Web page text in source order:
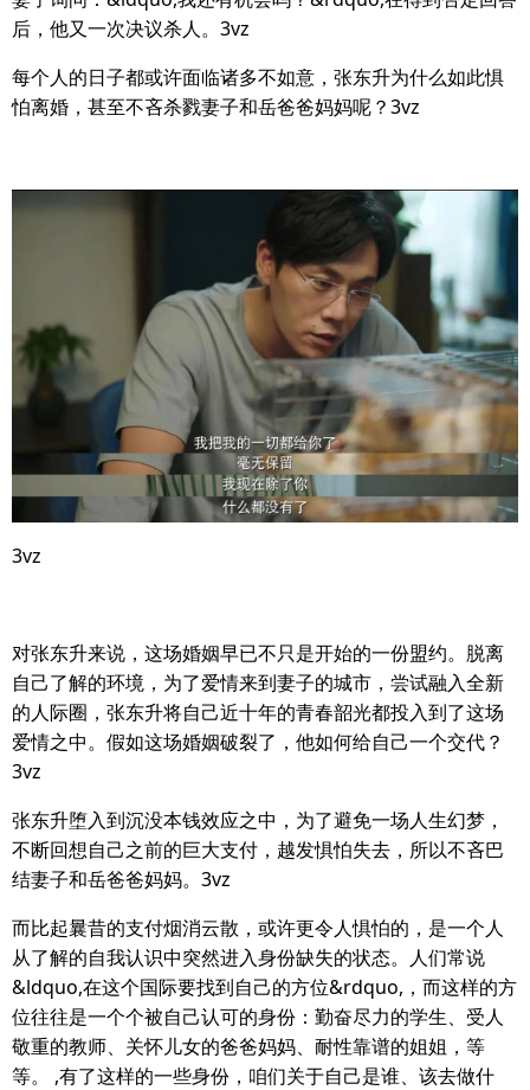
后，他又一次决议杀人。3vz
每个人的日子都或许面临诸多不如意，张东升为什么如此惧
怕离婚，甚至不吝杀戮妻子和岳爸爸妈妈呢？3vz
3vz
对张东升来说，这场婚姻早已不只是开始的一份盟约。脱离
自己了解的环境，为了爱情来到妻子的城市，尝试融入全新
的人际圈，张东升将自己近十年的青春韶光都投入到了这场
爱情之中。假如这场婚姻破裂了，他如何给自己一个交代？
3vz
张东升堕入到沉没本钱效应之中，为了避免一场人生幻梦，
不断回想自己之前的巨大支付，越发惧怕失去，所以不吝巴
结妻子和岳爸爸妈妈。3vz
而比起曩昔的支付烟消云散，或许更令人惧怕的，是一个人
从了解的自我认识中突然进入身份缺失的状态。人们常说
&ldquo,在这个国际要找到自己的方位&rdquo,，而这样的方
位往往是一个个被自己认可的身份：勤奋尽力的学生、受人
敬重的教师、关怀儿女的爸爸妈妈、耐性靠谱的姐姐，等
等。 ,有了这样的一些身份，咱们关于自己是谁、该去做什